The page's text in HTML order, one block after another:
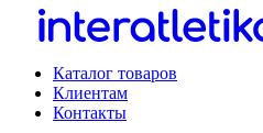
Каталог товаров
Клиентам
Контакты